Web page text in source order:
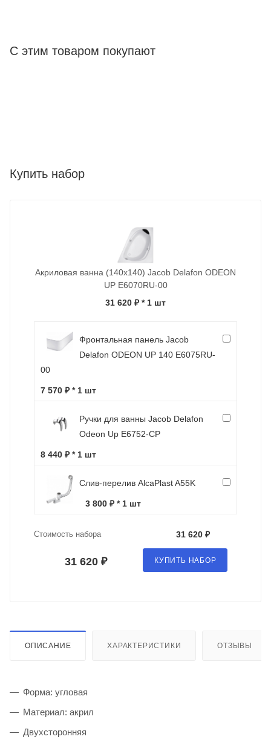
С этим товаром покупают
Купить набор
Акриловая ванна (140х140) Jacob Delafon ODEON
UP E6070RU-00
31 620 ₽ * 1 шт
Фронтальная панель Jacob
Delafon ODEON UP 140 E6075RU-
00
7 570 ₽ * 1 шт
Ручки для ванны Jacob Delafon
Odeon Up E6752-CP
8 440 ₽ * 1 шт
Слив-перелив AlcaPlast A55K
3 800 ₽ * 1 шт
Стоимость набора 31 620 ₽
31 620 ₽ КУПИТЬ НАБОР
ОПИСАНИЕ ХАРАКТЕРИСТИКИ ОТЗЫВЫ
Форма: угловая
Материал: акрил
Двухсторонняя